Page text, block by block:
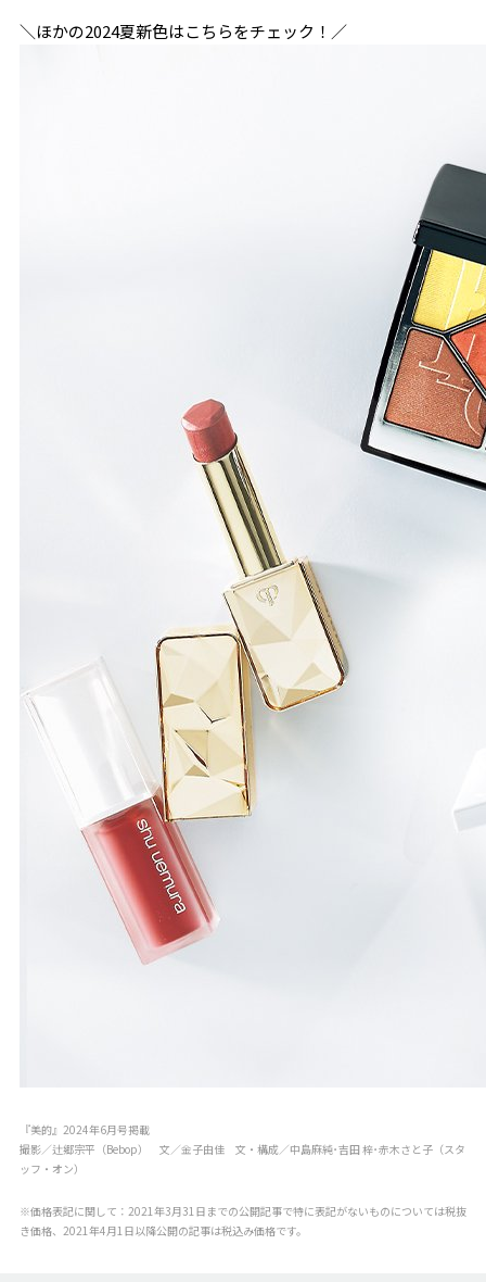
＼ほかの2024夏新色はこちらをチェック！／
『美的』2024年6月号掲載
撮影／辻郷宗平（Bebop） 文／金子由佳 文・構成／中島麻純･吉田 梓･赤木さと子（スタ
ッフ・オン）
※価格表記に関して：2021年3月31日までの公開記事で特に表記がないものについては税抜
き価格、2021年4月1日以降公開の記事は税込み価格です。